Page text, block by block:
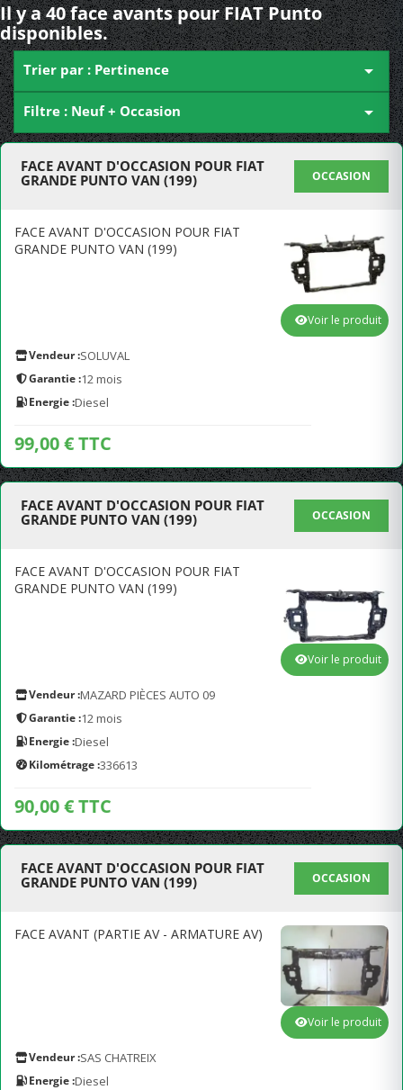
Il y a 40 face avants pour FIAT Punto
disponibles.
Trier par : Pertinence 
Filtre : Neuf + Occasion 
FACE AVANT D'OCCASION POUR FIAT
GRANDE PUNTO VAN (199)
OCCASION
FACE AVANT D'OCCASION POUR FIAT
GRANDE PUNTO VAN (199)
Vendeur :SOLUVAL
Garantie :12 mois
Energie :Diesel
99,00 € TTC
Voir le produit
FACE AVANT D'OCCASION POUR FIAT
GRANDE PUNTO VAN (199)
OCCASION
FACE AVANT D'OCCASION POUR FIAT
GRANDE PUNTO VAN (199)
Vendeur :MAZARD PIÈCES AUTO 09
Garantie :12 mois
Energie :Diesel
Kilométrage :336613
90,00 € TTC
Voir le produit
FACE AVANT D'OCCASION POUR FIAT
GRANDE PUNTO VAN (199)
OCCASION
FACE AVANT (PARTIE AV - ARMATURE AV)
Vendeur :SAS CHATREIX
Energie :Diesel
Voir le produit